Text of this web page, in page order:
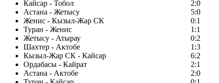
Кайсар - Тобол
2:0
Астана - Жетысу
5:0
Женис - Кызыл-Жар СК
0:1
Туран - Женис
1:1
Жетысу - Атырау
0:2
Шахтер - Актобе
1:3
Кызыл-Жар СК - Кайсар
6:2
Ордабасы - Кайрат
2:1
Астана - Актобе
2:0